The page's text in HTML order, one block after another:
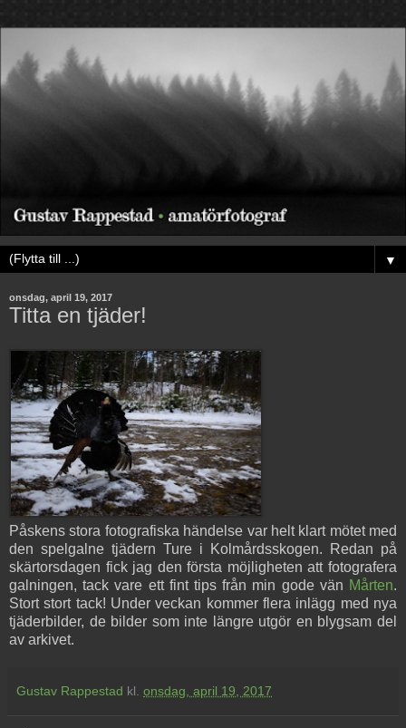
▼
onsdag, april 19, 2017
Titta en tjäder!
Påskens stora fotografiska händelse var helt klart mötet med
den spelgalne tjädern Ture i Kolmårdsskogen. Redan på
skärtorsdagen fick jag den första möjligheten att fotografera
galningen, tack vare ett fint tips från min gode vän Mårten.
Stort stort tack! Under veckan kommer flera inlägg med nya
tjäderbilder, de bilder som inte längre utgör en blygsam del
av arkivet.
Gustav Rappestad kl. onsdag, april 19, 2017